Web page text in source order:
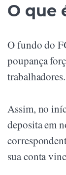
O que
O fundo do
poupança
trabalhadores.
Assim, no
deposita em
sua conta